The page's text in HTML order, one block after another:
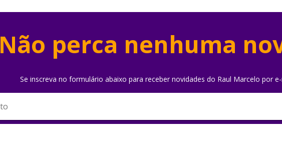
Não perca nenhuma
Se inscreva no formulário abaixo para receber novidades do Raul Marcelo por